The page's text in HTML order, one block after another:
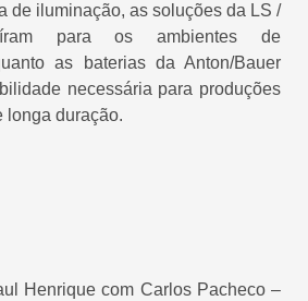
de iluminação, as soluções da LS /
para os ambientes de
as baterias da Anton/Bauer
necessária para produções
longa duração.
Henrique com Carlos Pacheco –